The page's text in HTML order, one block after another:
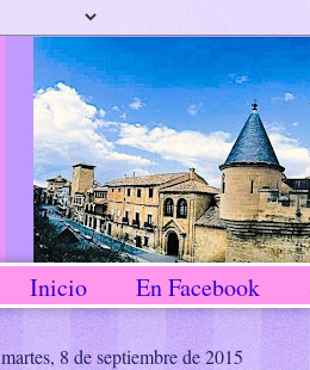
Inicio En Facebook
martes, 8 de septiembre de 2015